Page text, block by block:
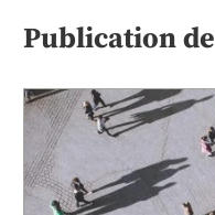
Publication de